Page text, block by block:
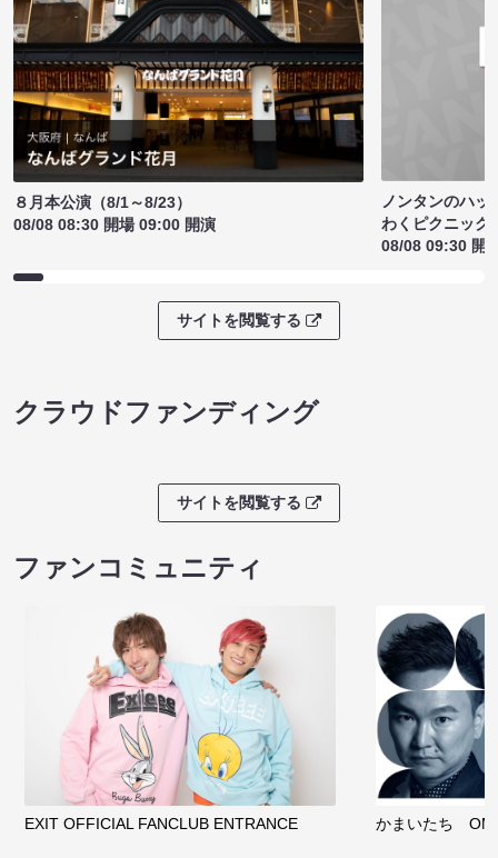
８月本公演（8/1～8/23）
08/08 08:30 開場 09:00 開演
ノンタンのハッ
わくピクニック
08/08 09:30 開
サイトを閲覧する
クラウドファンディング
サイトを閲覧する
ファンコミュニティ
EXIT OFFICIAL FANCLUB ENTRANCE かまいたち